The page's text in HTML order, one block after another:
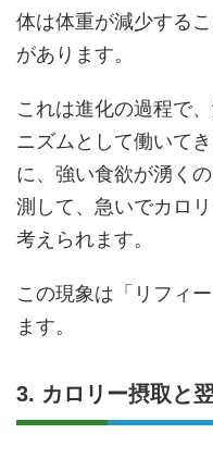
体は体重が減少する
があります。
これは進化の過程で
ニズムとして働いて
に、強い食欲が湧く
測して、急いでカロ
考えられます。
この現象は「リフィ
ます。
3. カロリー摂取と